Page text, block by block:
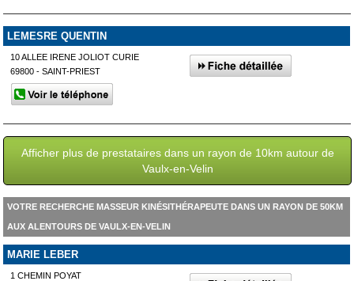
LEMESRE QUENTIN
10 ALLEE IRENE JOLIOT CURIE
69800 - SAINT-PRIEST
Afficher plus de prestataires dans un rayon de 10km autour de
Vaulx-en-Velin
VOTRE RECHERCHE MASSEUR KINÉSITHÉRAPEUTE DANS UN RAYON DE 50KM
AUX ALENTOURS DE VAULX-EN-VELIN
MARIE LEBER
1 CHEMIN POYAT